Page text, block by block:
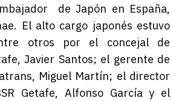
de Japón en España,
El alto cargo japonés estuvo
otros por el concejal de
Javier Santos; el gerente de
Miguel Martín; el director
Getafe, Alfonso García y el